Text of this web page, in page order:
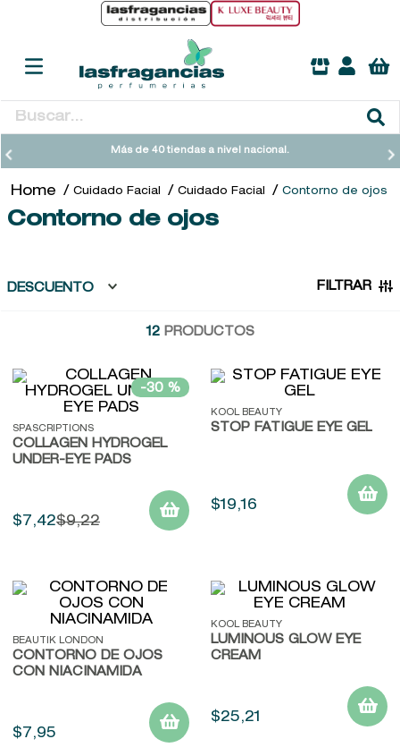
Buscar...
Más de 40 tiendas a nivel nacional.
Cuidado Facial Cuidado Facial Contorno de ojos
Contorno de ojos
DESCUENTO FILTRAR
12 PRODUCTOS
-30 %
SPASCRIPTIONS
COLLAGEN HYDROGEL
UNDER-EYE PADS
$ 7 ,42$9,22
KOOL BEAUTY
STOP FATIGUE EYE GEL
$19,16
BEAUTIK LONDON
CONTORNO DE OJOS
CON NIACINAMIDA
$ 7 ,95
KOOL BEAUTY
LUMINOUS GLOW EYE
CREAM
$25,21
TÉRMINOS MÁS BUSCADOS
2.
sol ipanema
7.
kool beauty serum
.
retrinal
9.
baylis
10. john frieda